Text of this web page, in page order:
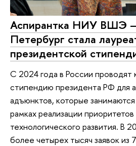
Аспирантка НИУ ВШЭ
Петербург стала
президентской
С 2024 года в России проводят
стипендию президента РФ для
адъюнктов, которые
рамках реализации
технологического развития. В
более четырех тысяч заявок из